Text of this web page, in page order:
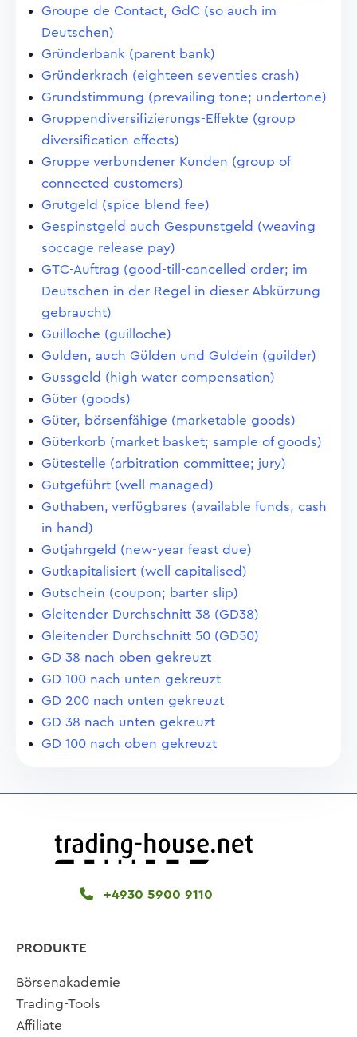
Groupe de Contact, GdC (so auch im
Deutschen)
Gründerbank (parent bank)
Gründerkrach (eighteen seventies crash)
Grundstimmung (prevailing tone; undertone)
Gruppendiversifizierungs-Effekte (group
diversification effects)
Gruppe verbundener Kunden (group of
connected customers)
Grutgeld (spice blend fee)
Gespinstgeld auch Gespunstgeld (weaving
soccage release pay)
GTC-Auftrag (good-till-cancelled order; im
Deutschen in der Regel in dieser Abkürzung
gebraucht)
Guilloche (guilloche)
Gulden, auch Gülden und Guldein (guilder)
Gussgeld (high water compensation)
Güter (goods)
Güter, börsenfähige (marketable goods)
Güterkorb (market basket; sample of goods)
Gütestelle (arbitration committee; jury)
Gutgeführt (well managed)
Guthaben, verfügbares (available funds, cash
in hand)
Gutjahrgeld (new-year feast due)
Gutkapitalisiert (well capitalised)
Gutschein (coupon; barter slip)
Gleitender Durchschnitt 38 (GD38)
Gleitender Durchschnitt 50 (GD50)
GD 38 nach oben gekreuzt
GD 100 nach unten gekreuzt
GD 200 nach unten gekreuzt
GD 38 nach unten gekreuzt
GD 100 nach oben gekreuzt
+4930 5900 9110
PRODUKTE
Börsenakademie
Trading-Tools
Affiliate